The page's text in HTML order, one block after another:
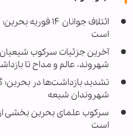
ائتلاف جوانان ۱۴
است
شهروند، عالم و مداح تا بازداشت ۴۰۳
تشدید بازداشت‌ها در بحرین؛
شهروندان شیعه
سرکوب علمای بحرین بخشی
است